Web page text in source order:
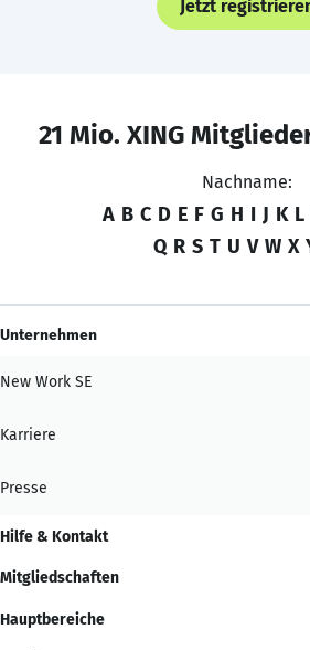
Jetzt
21 Mio. XING
Nachname:
A B C D E F G H I J K L
Q R S T U V W X
Unternehmen
New Work SE
Karriere
Presse
Hilfe & Kontakt
Mitgliedschaften
Hauptbereiche